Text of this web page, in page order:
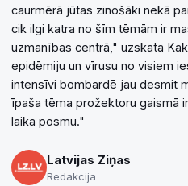
caurmērā jūtas zinošāki nekā
cik ilgi katra no šīm tēmām ir
uzmanības centrā," uzskata
epidēmiju un vīrusu no visiem
intensīvi bombardē jau desmit
īpaša tēma prožektoru gaismā
laika posmu."
Latvijas Ziņas
Redakcija